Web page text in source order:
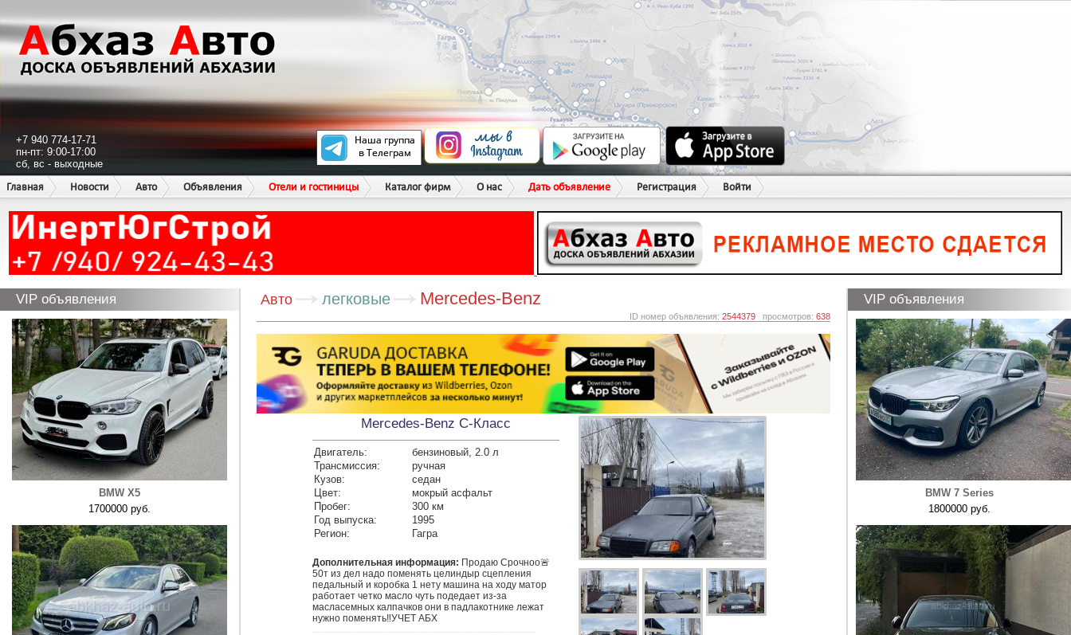
+7 940 774-17-71
пн-пт: 9:00-17:00
сб, вс - выходные
Главная
Новости Авто Объявления Отели и гостиницы Каталог фирм О нас Дать объявление Регистрация Войти
VIP объявления
BMW X5
1700000 руб.
Авто легковые Mercedes-Benz
ID номер объявления: 2544379 просмотров: 638
Mercedes-Benz C-Класс
Двигатель:
бензиновый, 2.0 л
Трансмиссия:
ручная
Кузов:
седан
Цвет:
мокрый асфальт
Пробег:
300 км
Год выпуска:
1995
Регион:
Гагра
Дополнительная информация: Продаю Срочноо🚨
50т из дел надо поменять целиндыр сцепления
педальный и коробка 1 нету машина на ходу матор
работает четко масло чуть подедает из-за
масласемных калпачков они в падлакотнике лежат
нужно поменять‼️УЧЕТ АБХ
VIP объявления
BMW 7 Series
1800000 руб.